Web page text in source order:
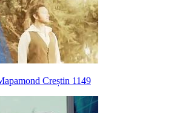
Creștin 1149